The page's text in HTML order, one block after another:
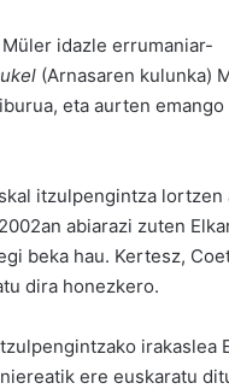
idazle errumaniar-
(Arnasaren kulunka)
eta aurten emango
itzulpengintza lortzen
abiarazi zuten
beka hau. Kertesz,
dira honezkero.
irakaslea
ere euskaratu